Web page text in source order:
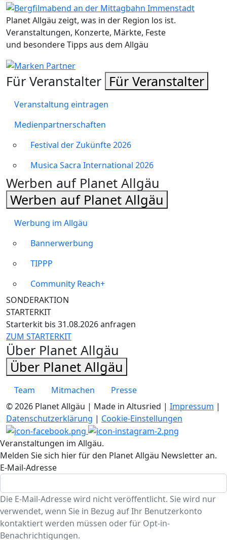
Planet Allgäu zeigt, was in der Region los ist.
Veranstaltungen, Konzerte, Märkte, Feste
und besondere Tipps aus dem Allgäu
Für Veranstalter Für Veranstalter
Veranstaltung eintragen
Medienpartnerschaften
Festival der Zukünfte 2026
Musica Sacra International 2026
Werben auf Planet Allgäu
Werben auf Planet Allgäu
Werbung im Allgäu
Bannerwerbung
TIPPP
Community Reach+
SONDERAKTION
STARTERKIT
Starterkit bis 31.08.2026 anfragen
ZUM STARTERKIT
Über Planet Allgäu
Über Planet Allgäu
Team Mitmachen
Presse
© 2026 Planet Allgäu | Made in Altusried | Impressum |
Datenschutzerklärung | Cookie-Einstellungen
Veranstaltungen im Allgäu.
Melden Sie sich hier für den Planet Allgäu Newsletter an.
E-Mail-Adresse
Die E-Mail-Adresse wird nicht veröffentlicht. Sie wird nur
verwendet, wenn Sie in Bezug auf Ihr Benutzerkonto
kontaktiert werden müssen oder für Opt-in-
Benachrichtigungen.